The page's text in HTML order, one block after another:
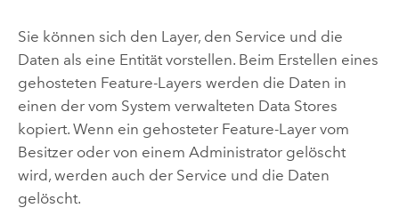
Sie können sich den Layer, den Service und die
Daten als eine Entität vorstellen. Beim Erstellen eines
gehosteten Feature-Layers werden die Daten in
einen der vom System verwalteten Data Stores
kopiert. Wenn ein gehosteter Feature-Layer vom
Besitzer oder von einem Administrator gelöscht
wird, werden auch der Service und die Daten
gelöscht.